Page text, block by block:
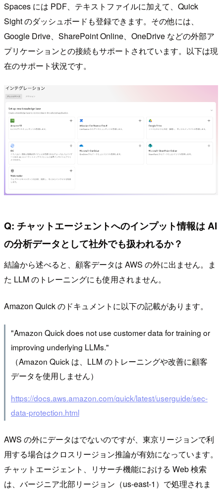
Spaces には PDF、テキストファイルに加えて、Quick
Sight のダッシュボードも登録できます。その他には、
Google Drive、SharePoint Online、OneDrive などの外部ア
プリケーションとの接続もサポートされています。以下は現
在のサポート状況です。
Q: チャットエージェントへのインプット情報は AI
の分析データとして社外でも扱われるか？
結論から述べると、顧客データは AWS の外に出ません。ま
た LLM のトレーニングにも使用されません。
Amazon Quick のドキュメントに以下の記載があります。
"Amazon Quick does not use customer data for training or
improving underlying LLMs."
（Amazon Quick は、LLM のトレーニングや改善に顧客
データを使用しません）
https://docs.aws.amazon.com/quick/latest/userguide/sec-
data-protection.html
AWS の外にデータはでないのですが、東京リージョンで利
用する場合はクロスリージョン推論が有効になっています。
チャットエージェント、リサーチ機能における Web 検索
は、バージニア北部リージョン（us-east-1）で処理されま